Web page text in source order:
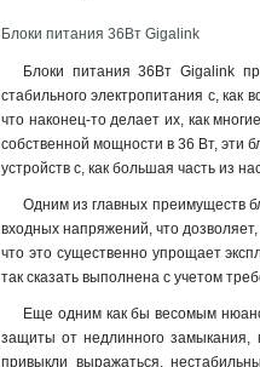
Блоки питания 36Вт Gigalink
Блоки питания 36Вт Gigalink
стабильного электропитания с,
что наконец-то делает их, как
собственной мощности в 36 Вт, эти
устройств с, как большая часть из
Одним из главных преимуществ
входных напряжений, что
что это существенно упрощает
так сказать выполнена с учетом
Еще одним как бы весомым
защиты от недлинного замыкания,
привыкли выражаться,